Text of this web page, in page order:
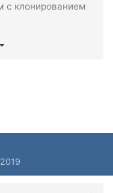
с клонированием
нет ли где
сам блок